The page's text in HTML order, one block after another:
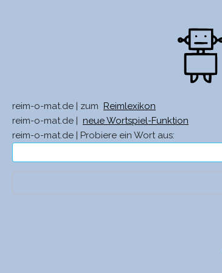
reim-o-mat.de | zum
Reimlexikon
reim-o-mat.de |
neue Wortspiel-Funktion
reim-o-mat.de | Probiere ein Wort aus: